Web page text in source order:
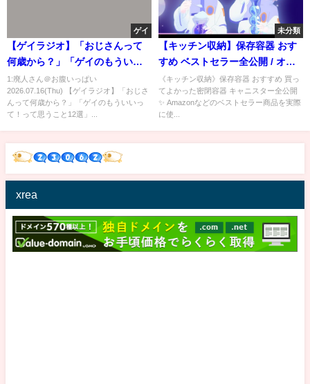
ゲイ
【ゲイラジオ】「おじさんって
何歳から？」「ゲイのもういい
って！って思うこと12選」｜ゲ
イのポッドキャスト「たちより
ゲイラジオ」 #69
1:廃人さん＠お腹いっぱい
2026.07.16(Thu) 【ゲイラジオ】「おじさ
んって何歳から？」「ゲイのもういいっ
て！って思うこと12選」...
未分類
【キッチン収納】保存容器 おす
すめ ベストセラー全公開 / オク
ソー/密閉容器/キャニスター
《キッチン収納》保存容器 おすすめ 買っ
てよかった密閉容器 キャニスター全公開
✨ Amazonなどのベストセラー商品を実際
に使...
xrea